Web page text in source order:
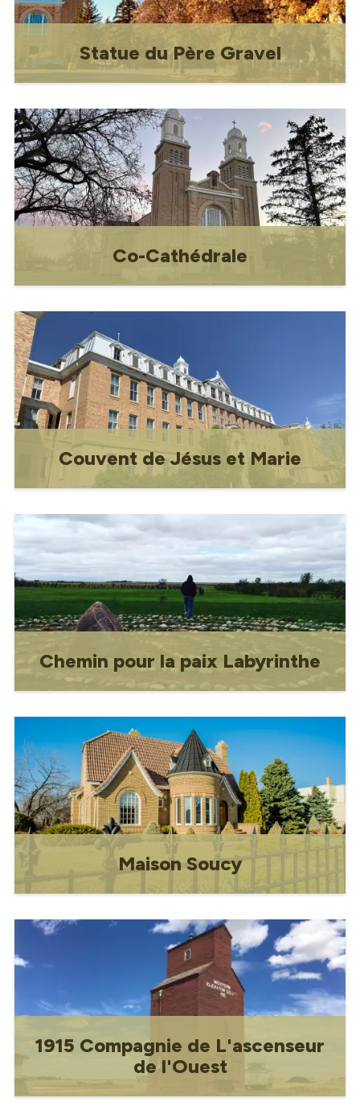
Statue du Père Gravel
au Père Louis-Pierre Gravel.
Co-Cathédrale
région pour son site historique national
des bâtiments ecclésiastiques qui
comprend la cocathédrale Notre-Dame
de l’Assomption, la Résidence de
l'Évêque, et l'ancien couvent Jésus-
Marie.
Couvent de Jésus et Marie
a déjà servi à la fois de pensionnat pour
filles et de résidence pour les
religieuses.
Chemin pour la paix Labyrinthe
construit pour célébrer l'essence de
notre communauté et augmenter la
sensibilisation pour la paix.
Maison Soucy
Soucy.
1915 Compagnie de L'ascenseur
de l'Ouest